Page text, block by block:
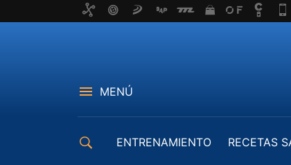
MENÚ
ENTRENAMIENTO RECETAS